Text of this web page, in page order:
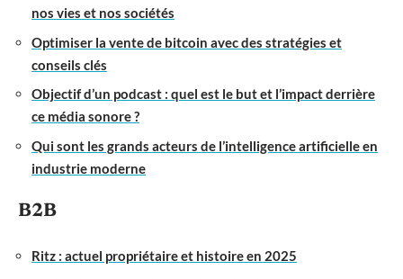
nos vies et nos sociétés
Optimiser la vente de bitcoin avec des stratégies et
conseils clés
Objectif d’un podcast : quel est le but et l’impact derrière
ce média sonore ?
Qui sont les grands acteurs de l’intelligence artificielle en
industrie moderne
B2B
Ritz : actuel propriétaire et histoire en 2025